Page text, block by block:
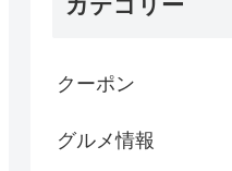
カテゴリー
クーポン
グルメ情報